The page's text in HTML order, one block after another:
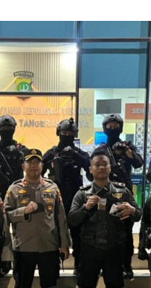
Rumah
admin
Pendidikan
Polri
Dampingi
Bersama
admin
Berita Polisi
Diduga